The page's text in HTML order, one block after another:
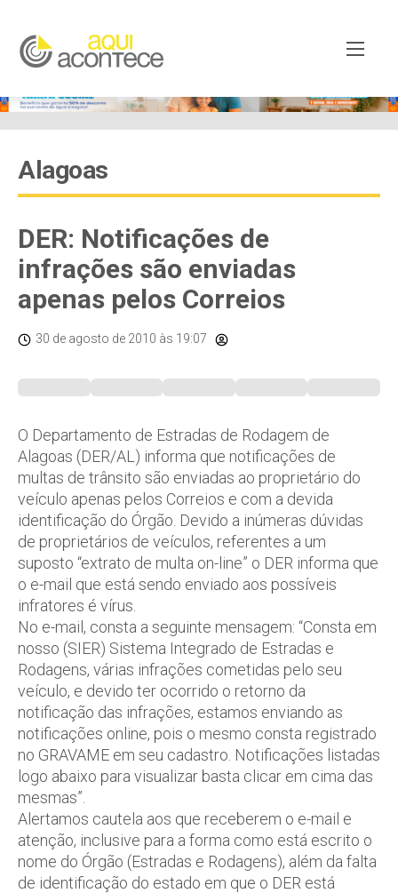
Alagoas
DER: Notificações de
infrações são enviadas
apenas pelos Correios
30 de agosto de 2010 às 19:07
O Departamento de Estradas de Rodagem de
Alagoas (DER/AL) informa que notificações de
multas de trânsito são enviadas ao proprietário do
veículo apenas pelos Correios e com a devida
identificação do Órgão. Devido a inúmeras dúvidas
de proprietários de veículos, referentes a um
suposto “extrato de multa on-line” o DER informa que
o e-mail que está sendo enviado aos possíveis
infratores é vírus.
No e-mail, consta a seguinte mensagem: “Consta em
nosso (SIER) Sistema Integrado de Estradas e
Rodagens, várias infrações cometidas pelo seu
veículo, e devido ter ocorrido o retorno da
notificação das infrações, estamos enviando as
notificações online, pois o mesmo consta registrado
no GRAVAME em seu cadastro. Notificações listadas
logo abaixo para visualizar basta clicar em cima das
mesmas”.
Alertamos cautela aos que receberem o e-mail e
atenção, inclusive para a forma como está escrito o
nome do Órgão (Estradas e Rodagens), além da falta
de identificação do estado em que o DER está